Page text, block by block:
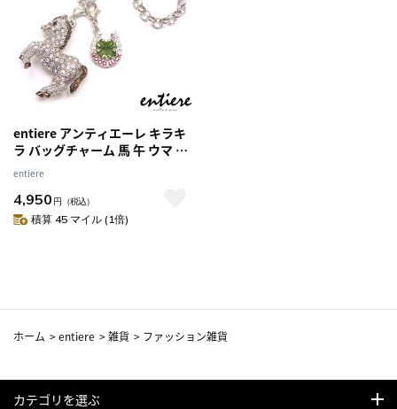
entiere アンティエーレ キラキ
ラ バッグチャーム 馬 午 ウマ 馬
蹄＆クローバーミニチャーム シ
ルバー/クリアカラー
entiere
4,950 円 （税込）
積算 45 マイル (1倍)
ホーム >entiere >雑貨 > ファッション雑貨
カテゴリを選ぶ